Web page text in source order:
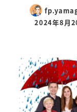
2024年8月